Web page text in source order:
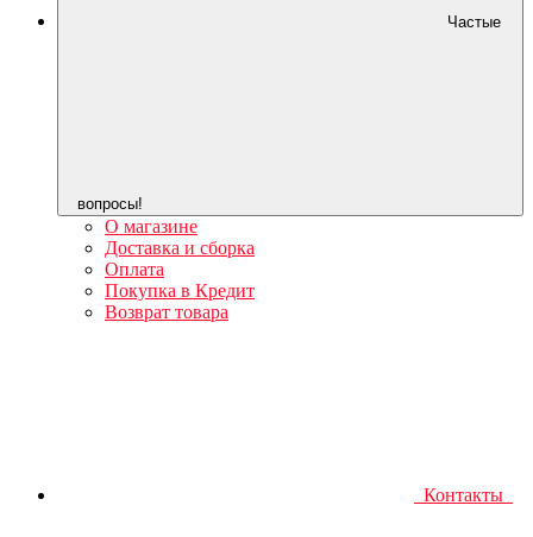
Частые
вопросы!
О магазине
Доставка и сборка
Оплата
Покупка в Кредит
Возврат товара
Контакты